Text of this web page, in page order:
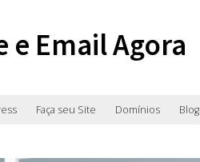
e Email Agora
Faça seu Site Domínios Blog